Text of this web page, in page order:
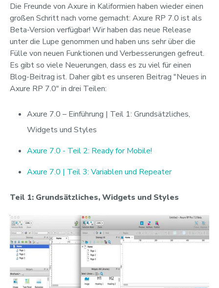
Die Freunde von Axure in Kaliformien haben wieder einen
großen Schritt nach vorne gemacht: Axure RP 7.0 ist als
Beta-Version verfügbar! Wir haben das neue Release
unter die Lupe genommen und haben uns sehr über die
Fülle von neuen Funktionen und Verbesserungen gefreut.
Es gibt so viele Neuerungen, dass es zu viel für einen
Blog-Beitrag ist. Daher gibt es unseren Beitrag "Neues in
Axure RP 7.0" in drei Teilen:
Axure 7.0 – Einführung | Teil 1: Grundsätzliches,
Widgets und Styles
Axure 7.0 - Teil 2: Ready for Mobile!
Axure 7.0 | Teil 3: Variablen und Repeater
Teil 1: Grundsätzliches, Widgets und Styles